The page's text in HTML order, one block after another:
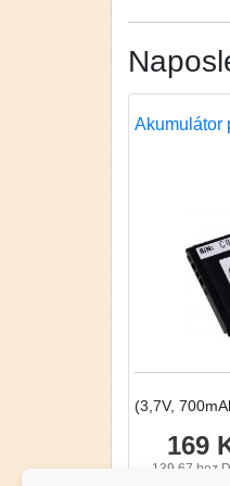
Akumulátor
(3,7V,
169
139.67 bez